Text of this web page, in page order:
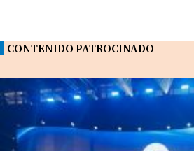
CONTENIDO PATROCINADO